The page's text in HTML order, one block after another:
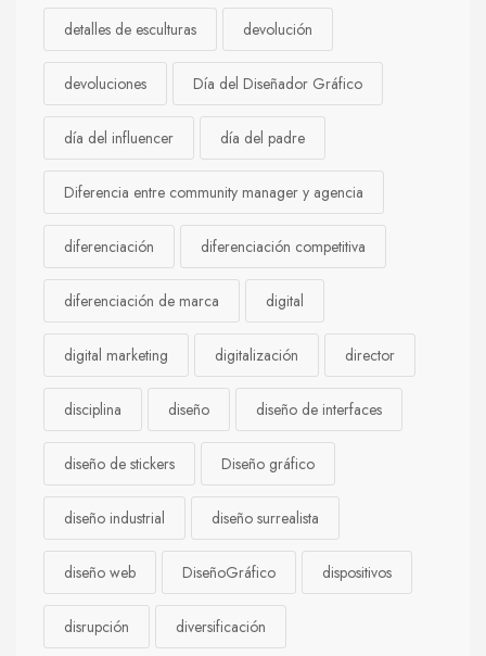
detalles de esculturas devolución
devoluciones Día del Diseñador Gráfico
día del influencer día del padre
Diferencia entre community manager y agencia
diferenciación diferenciación competitiva
diferenciación de marca digital
digital marketing digitalización director
disciplina diseño diseño de interfaces
diseño de stickers Diseño gráfico
diseño industrial diseño surrealista
diseño web DiseñoGráfico dispositivos
disrupción diversificación